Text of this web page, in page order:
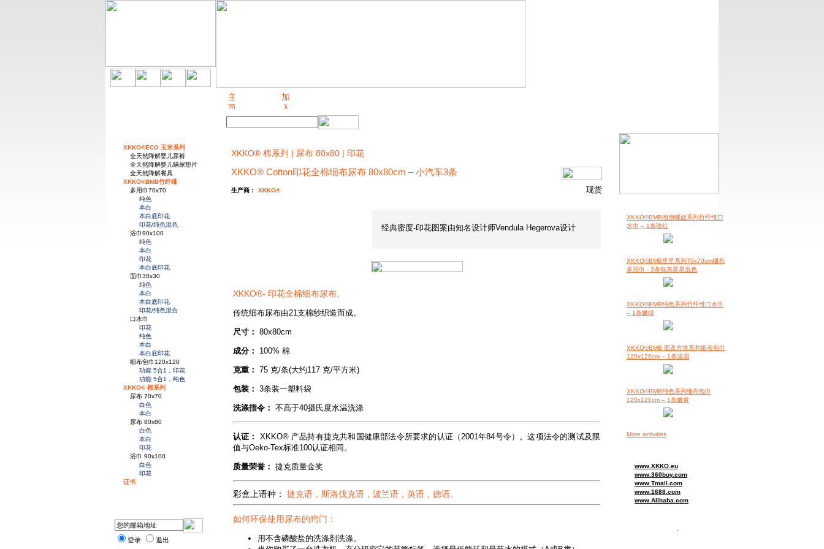
XKKO®ECO 玉米系列
全天然降解婴儿尿裤
全天然降解婴儿隔尿垫片
全天然降解餐具
XKKO®BMB竹纤维
多用巾70x70
纯色
本白
本白底印花
印花/纯色混色
浴巾90x100
纯色
本白
印花
本白底印花
面巾30x30
纯色
本白
本白底印花
印花/纯色混合
口水巾
印花
纯色
本白
本白底印花
细布包巾120x120
功能 5合1，印花
功能 5合1，纯色
XKKO® 棉系列
尿布 70x70
白色
本白
尿布 80x80
白色
本白
印花
浴巾 90x100
白色
印花
证书
登录 退出
XKKO®BMB泡泡螺旋系列竹纤维口
水巾 – 1条玫红
XKKO®BMB星星系列70x70cm细布
多用巾 - 3条银灰星星混色
XKKO®BMB纯色系列竹纤维口水巾
– 1条嫩绿
XKKO®BMB 圆及方块系列细布包巾
120x120cm – 1条蓝圆
XKKO®BMB纯色系列细布包巾
120x120cm – 1条嫩黄
More activities
www.XKKO.eu
www.360buy.com
www.Tmall.com
www.1688.com
www.Alibaba.com
XKKO® 棉系列 | 尿布 80x80 | 印花
XKKO® Cotton印花全棉细布尿布 80x80cm – 小汽车3条
生产商： XKKO® 现货
经典密度-印花图案由知名设计师Vendula Hegerova设计
XKKO®- 印花全棉细布尿布。
传统细布尿布由21支棉纱织造而成。
尺寸： 80x80cm
成分： 100% 棉
克重： 75 克/条(大约117 克/平方米)
包装： 3条装一塑料袋
洗涤指令： 不高于40摄氏度水温洗涤
认证：
XKKO® 产品持有捷克共和国健康部法令所要求的认证（2001年84号令）。这项法令的测试及限
值与Oeko-Tex标准100认证相同。
质量荣誉： 捷克质量金奖
彩盒上语种： 捷克语，斯洛伐克语，波兰语，英语，德语。
如何环保使用尿布的窍门：
用不含磷酸盐的洗涤剂洗涤。